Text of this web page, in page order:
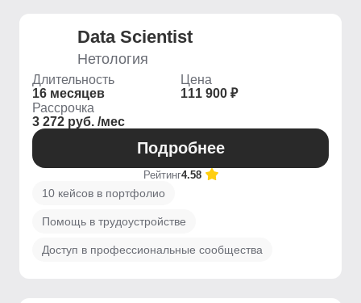
Data Scientist
Нетология
Длительность
16 месяцев
Цена
111 900 ₽
Рассрочка
3 272 руб. /мес
Подробнее
Рейтинг4.58
10 кейсов в портфолио
Помощь в трудоустройстве
Доступ в профессиональные сообщества